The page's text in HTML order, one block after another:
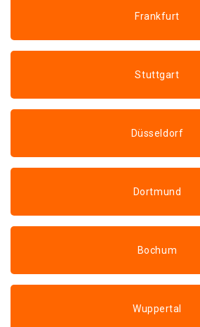
Frankfurt
Stuttgart
Düsseldorf
Dortmund
Bochum
Wuppertal